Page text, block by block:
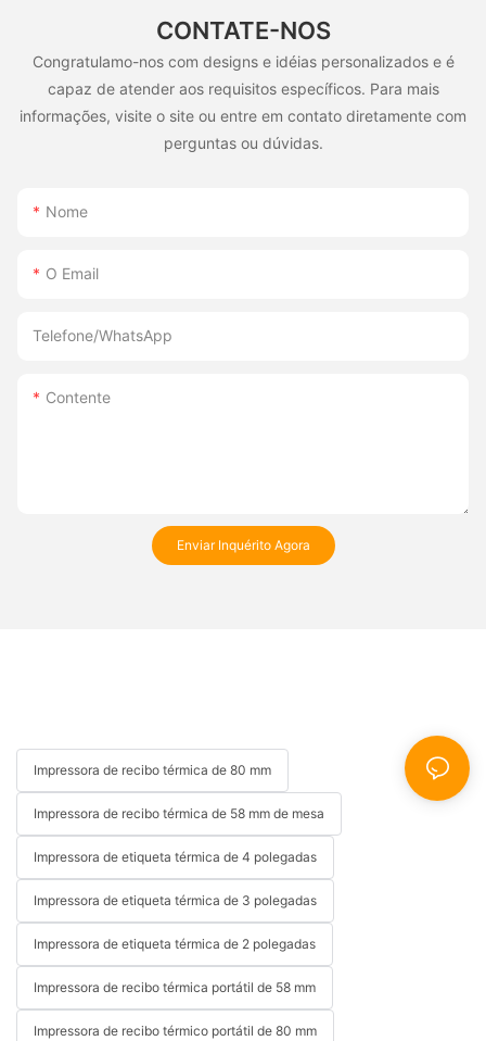
CONTATE-NOS
Congratulamo-nos com designs e idéias personalizados e é
capaz de atender aos requisitos específicos. Para mais
informações, visite o site ou entre em contato diretamente com
perguntas ou dúvidas.
Nome
O Email
Telefone/WhatsApp
Contente
Enviar Inquérito Agora
Impressora de recibo térmica de 80 mm
Impressora de recibo térmica de 58 mm de mesa
Impressora de etiqueta térmica de 4 polegadas
Impressora de etiqueta térmica de 3 polegadas
Impressora de etiqueta térmica de 2 polegadas
Impressora de recibo térmica portátil de 58 mm
Impressora de recibo térmico portátil de 80 mm